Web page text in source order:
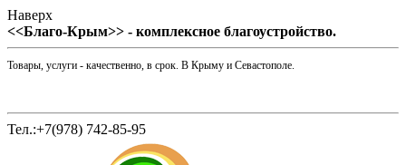
Наверх
<<Благо-Крым>> - комплексное благоустройство.
Товары, услуги - качественно, в срок. В Крыму и Севастополе.
Тел.:+7(978) 742-85-95